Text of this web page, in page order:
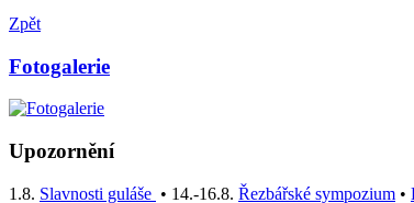
Zpět
Fotogalerie
Upozornění
1.8. Slavnosti guláše • 14.-16.8. Řezbářské sympozium •